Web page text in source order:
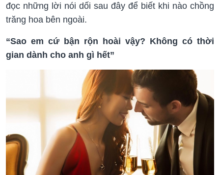
đọc những lời nói dối sau đây để biết khi nào chồng
trăng hoa bên ngoài.
“Sao em cứ bận rộn hoài vậy? Không có thời
gian dành cho anh gì hết”